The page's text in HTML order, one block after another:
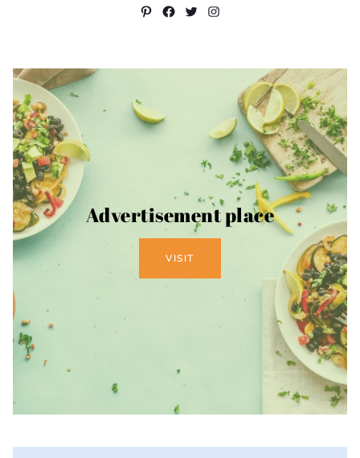
Pinterest
Facebook
Twitter
Instagram
Advertisement place
VISIT